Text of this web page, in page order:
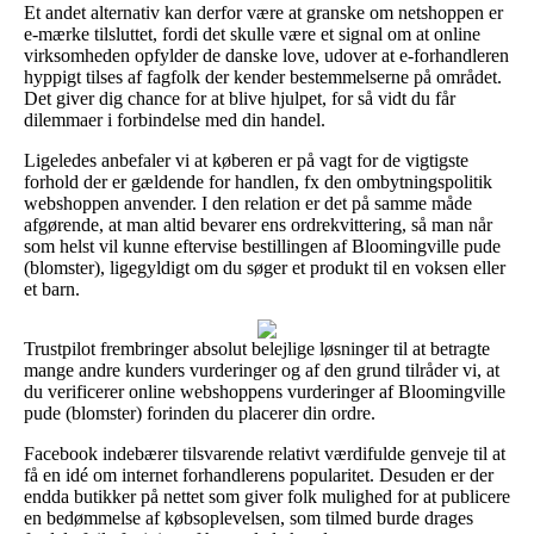
Et andet alternativ kan derfor være at granske om netshoppen er
e-mærke tilsluttet, fordi det skulle være et signal om at online
virksomheden opfylder de danske love, udover at e-forhandleren
hyppigt tilses af fagfolk der kender bestemmelserne på området.
Det giver dig chance for at blive hjulpet, for så vidt du får
dilemmaer i forbindelse med din handel.
Ligeledes anbefaler vi at køberen er på vagt for de vigtigste
forhold der er gældende for handlen, fx den ombytningspolitik
webshoppen anvender. I den relation er det på samme måde
afgørende, at man altid bevarer ens ordrekvittering, så man når
som helst vil kunne eftervise bestillingen af Bloomingville pude
(blomster), ligegyldigt om du søger et produkt til en voksen eller
et barn.
Trustpilot frembringer absolut belejlige løsninger til at betragte
mange andre kunders vurderinger og af den grund tilråder vi, at
du verificerer online webshoppens vurderinger af Bloomingville
pude (blomster) forinden du placerer din ordre.
Facebook indebærer tilsvarende relativt værdifulde genveje til at
få en idé om internet forhandlerens popularitet. Desuden er der
endda butikker på nettet som giver folk mulighed for at publicere
en bedømmelse af købsoplevelsen, som tilmed burde drages